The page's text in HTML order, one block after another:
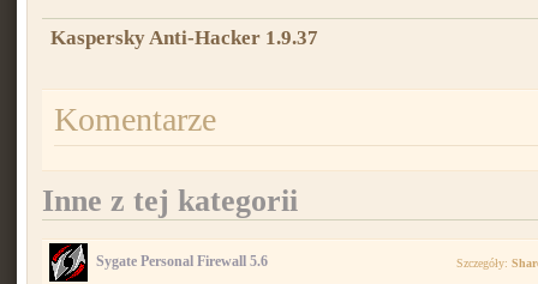
Kaspersky Anti-Hacker 1.9.37
Komentarze
Inne z tej kategorii
Sygate Personal Firewall 5.6 Szczegóły: